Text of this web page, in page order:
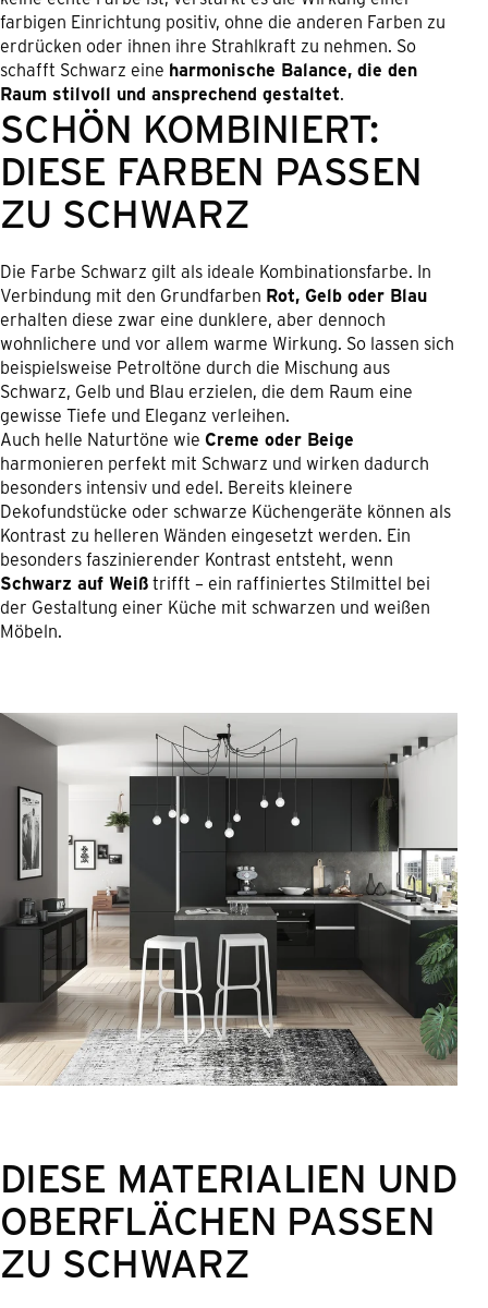
farbigen Einrichtung positiv, ohne die anderen Farben zu
erdrücken oder ihnen ihre Strahlkraft zu nehmen. So
schafft Schwarz eine harmonische Balance, die den
Raum stilvoll und ansprechend gestaltet.
SCHÖN KOMBINIERT:
DIESE FARBEN PASSEN
ZU SCHWARZ
Die Farbe Schwarz gilt als ideale Kombinationsfarbe. In
Verbindung mit den Grundfarben Rot, Gelb oder Blau
erhalten diese zwar eine dunklere, aber dennoch
wohnlichere und vor allem warme Wirkung. So lassen sich
beispielsweise Petroltöne durch die Mischung aus
Schwarz, Gelb und Blau erzielen, die dem Raum eine
gewisse Tiefe und Eleganz verleihen.
Auch helle Naturtöne wie Creme oder Beige
harmonieren perfekt mit Schwarz und wirken dadurch
besonders intensiv und edel. Bereits kleinere
Dekofundstücke oder schwarze Küchengeräte können als
Kontrast zu helleren Wänden eingesetzt werden. Ein
besonders faszinierender Kontrast entsteht, wenn
Schwarz auf Weißtrifft – ein raffiniertes Stilmittel bei
der Gestaltung einer Küche mit schwarzen und weißen
Möbeln.
DIESE MATERIALIEN UND
OBERFLÄCHEN PASSEN
ZU SCHWARZ